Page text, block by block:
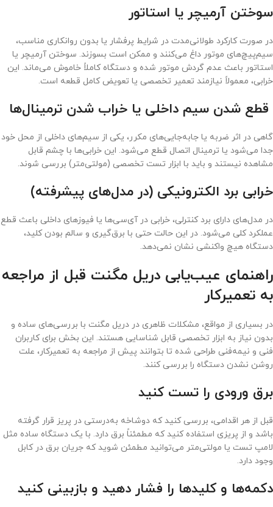
سوختن آرمیچر یا استاتور
در صورت کارکرد طولانی‌مدت در شرایط پرفشار یا بدون روانکاری مناسب،
سیم‌پیچ‌های موتور داغ می‌کنند و ممکن است بسوزند. سوختن آرمیچر یا
استاتور باعث عدم گردش موتور شده و دستگاه کاملاً خاموش می‌ماند. این
خرابی‌، معمولاً نیازمند تعمیر تخصصی یا تعویض کامل قطعه است.
قطع شدن سیم داخلی یا خراب شدن ترمینال‌ها
گاهی در اثر ضربه یا جابه‌جایی‌های مکرر، یکی از سیم‌های داخلی از محل خود
جدا می‌شود یا ترمینال اتصال قطع می‌شود. این خرابی‌ها با چشم قابل
مشاهده نیستند و باید با ابزار تست تخصصی (مولتی‌متر) بررسی شوند.
خرابی برد الکترونیکی (در مدل‌های پیشرفته)
در مدل‌های دارای برد کنترلی، خرابی در آی‌سی‌ها یا فیوزهای داخلی باعث قطع
عملکرد کلی می‌شود. در این حالت حتی با برق‌گیری و سالم بودن کلید،
دستگاه هیچ واکنشی نشان نمی‌دهد.
راهنمای عیب‌یابی دریل مگنت قبل از مراجعه
به تعمیرکار
در بسیاری از مواقع، مشکلات ظاهری در دریل مگنت با بررسی‌های ساده و
بدون نیاز به ابزار تخصصی قابل شناسایی هستند. این بخش برای کاربران
فنی و نیمه‌فنی طراحی شده تا بتوانند پیش از مراجعه به تعمیرکار، علت
روشن نشدن دستگاه را بررسی کنند.
برق ورودی را تست کنید
قبل از هر اقدامی، بررسی کنید که دوشاخه به‌درستی در پریز قرار گرفته
باشد و از پریزی استفاده کنید که مطمئناً برق دارد. با یک دستگاه ساده مثل
لامپ تست یا مولتی‌متر می‌توانید مطمئن شوید که جریان برق در کابل
وجود دارد.
دکمه‌ها و کلیدها را فشار دهید و بازبینی کنید